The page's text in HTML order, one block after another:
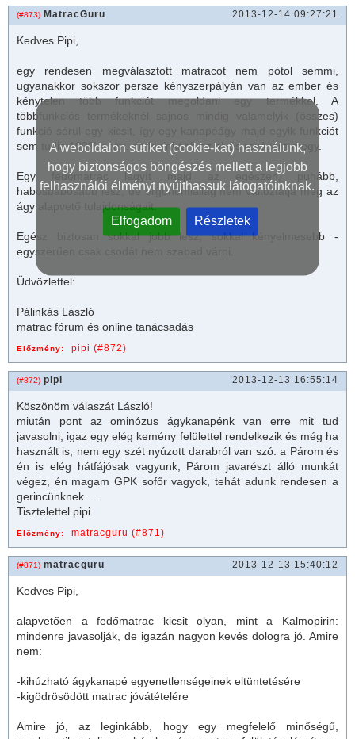
A weboldalon sütiket (cookie-kat) használunk,
hogy biztonságos böngészés mellett a legjobb
felhasználói élményt nyújthassuk látogatóinknak.
Elfogadom Részletek
(#873) MatracGuru 2013-12-14 09:27:21
Kedves Pipi,
egy rendesen megválasztott matracot nem pótol semmi,
ugyanakkor sokszor persze kényszerpályán van az ember és
kénytelen több funkciót megoldani egy termékkel. A
többfunkciós termékeknél sajnos mindig valamelyik (összes)
funkció sérül egy kicsit, így egy kanapéágy majd egyik funkciót
sem tudja 100%-osan, de leginkább az alvás rovására megy.
Egy fedő
lágyít majd az egészen, puhább,
habosbabosabb lesz, de ergonómiailag nem változtatja meg az
ágy alapvető tulajdonságait.
Egész biztosan sokkal jobb lesz, sokkal kényelmesebb -
egyszerűen csak csodát nem szabad várni.
Üdvözlettel:
Pálinkás László
matrac fórum és online tanácsadás
Előzmény: pipi (#872)
(#872) pipi 2013-12-13 16:55:14
Köszönöm válaszát László!
miután pont az ominózus ágykanapénk van erre mit tud
javasolni, igaz egy elég kemény felülettel rendelkezik és még ha
használt is, nem egy szét nyúzott darabról van szó. a Párom és
én is elég hátfájósak vagyunk, Párom javarészt álló munkát
végez, én magam GPK sofőr vagyok, tehát adunk rendesen a
gerincünknek....
Tisztelettel pipi
Előzmény: matracguru (#871)
(#871) matracguru 2013-12-13 15:40:12
Kedves Pipi,
alapvetően a fedőmatrac kicsit olyan, mint a Kalmopirin:
mindenre javasolják, de igazán nagyon kevés dologra jó. Amire
nem:
-kihúzható ágykanapé egyenetlenségeinek eltüntetésére
-kigödrösödött matrac jóvátételére
Amire jó, az leginkább, hogy egy megfelelő minőségű,